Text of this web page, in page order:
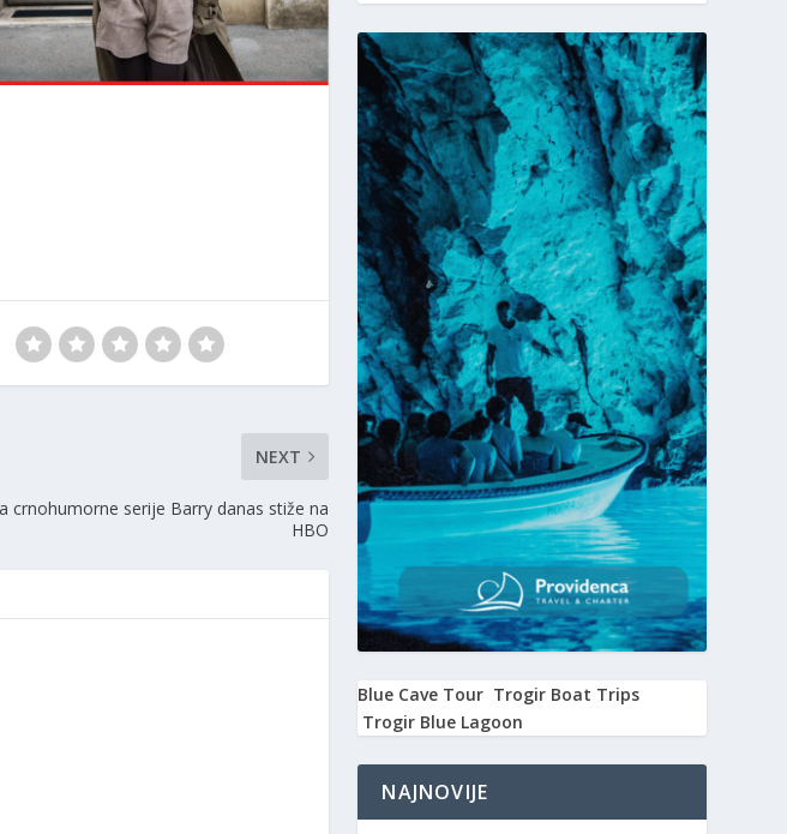
NEXT
crnohumorne serije Barry danas stiže na
HBO
Blue Cave Tour Trogir Boat Trips
Trogir Blue Lagoon
NAJNOVIJE